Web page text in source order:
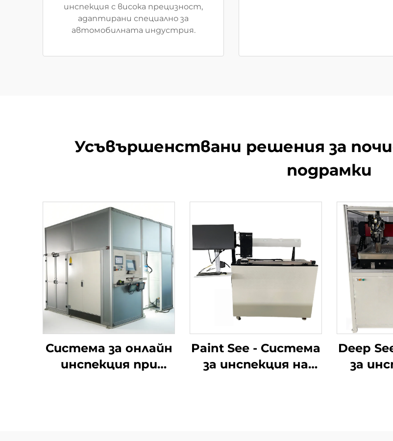
инспекция с висока прецизност,
адаптирани специално за
автомобилната индустрия.
Усъвършенствани решения за
подрамки
Система за онлайн
инспекция при
Paint See - Система
за инспекция на
Deep
за